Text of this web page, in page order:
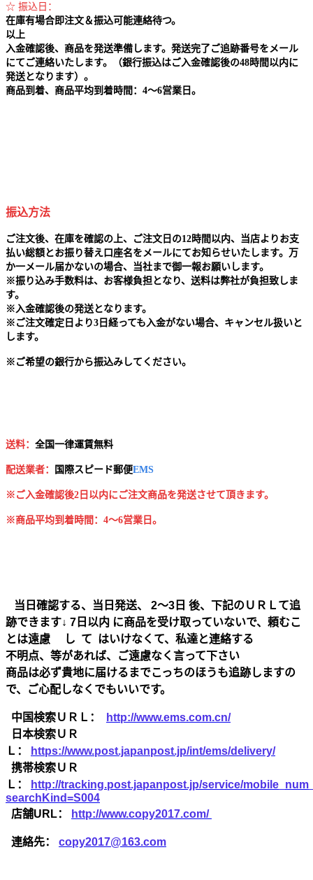
☆ 振込日：
在庫有場合即注文＆振込可能連絡待つ。
以上
入金確認後、商品を発送準備します。発送完了ご追跡番号をメール
にてご連絡いたします。（銀行振込はご入金確認後の48時間以内に
発送となります）。
商品到着、商品平均到着時間：4～6営業日。
振込方法
ご注文後、在庫を確認の上、ご注文日の12時間以内、当店よりお支
払い総額とお振り替え口座名をメールにてお知らせいたします。万
か一メール届かないの場合、当社まで御一報お願いします。
※振り込み手数料は、お客様負担となり、送料は弊社が負担致しま
す。
※ 入金確認後の発送となります。
※ ご注文確定日より3日経っても入金がない場合、キャンセル扱いと
します。
※ ご希望の銀行から振込みしてください。
送料： 全国一律運賃無料
配送業者： 国 際スピード郵便EMS
※ご入金確認後2日以内にご注文商品を発送させて頂きます。
※商品平均到着時間：4～6営業日。
当日確認する、当日発送、 2～3日 後、下記のＵＲＬて追
跡できます↓ 7日以内 に商品を受け取っていないで、頼むこ
とは遠慮 し て はいけなくて、私達と連絡する
不明点、等があれば、ご遠慮なく言って下さい
商品は必ず貴地に届けるまでこっちのほうも追跡しますの
で、ご心配しなくでもいいです。
中国検索ＵＲＬ：
http://www.ems.com.cn/
日本検索ＵＲ
Ｌ：
https://www.post.japanpost.jp/int/ems/delivery/
携帯検索ＵＲ
Ｌ：
http://tracking.post.japanpost.jp/service/
searchKind=S004
店舗URL：
http://www.copy2017.com/
連絡先： copy2017@163.com